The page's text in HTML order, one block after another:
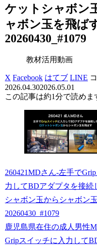
ケットシャボン
ャボン玉を飛ば
20260430_#1079
教材活用動画
X Facebook はてブ LINE
2026.04.302026.05.01
この記事は約1分で読めま
260421MDさん-左手で
力してBDアダプタを接続
シャボン玉からシャボン
20260430_#1079
鹿児島県在住の成人男性
Gripスイッチに入力して